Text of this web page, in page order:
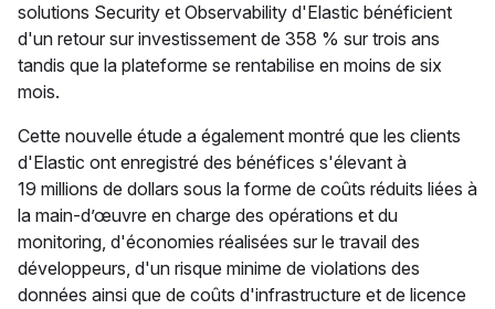
solutions Security et Observability d'Elastic bénéficient
d'un retour sur investissement de 358 % sur trois ans
tandis que la plateforme se rentabilise en moins de six
mois.
Cette nouvelle étude a également montré que les clients
d'Elastic ont enregistré des bénéfices s'élevant à
19 millions de dollars sous la forme de coûts réduits liées à
la main-d’œuvre en charge des opérations et du
monitoring, d'économies réalisées sur le travail des
développeurs, d'un risque minime de violations des
données ainsi que de coûts d'infrastructure et de licence